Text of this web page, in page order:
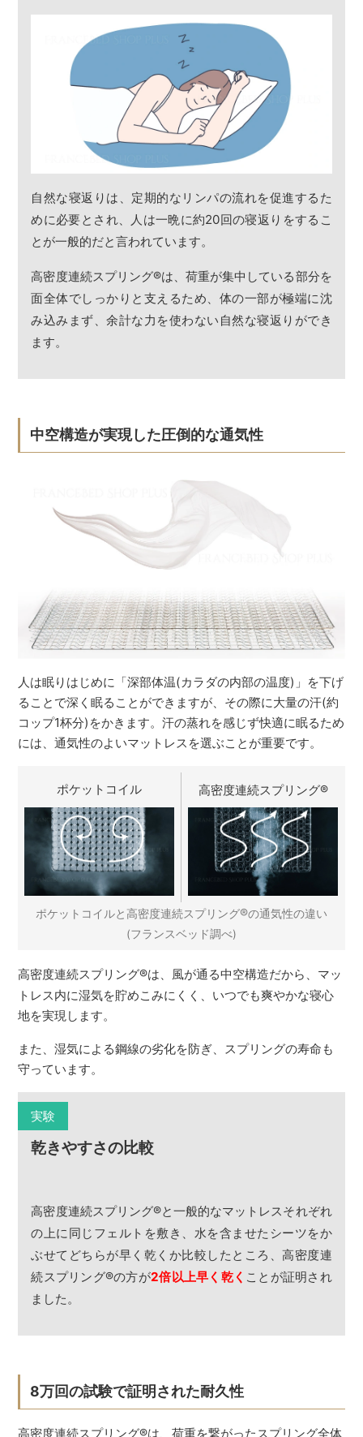
自然な寝返りは、定期的なリンパの流れを促進するた
めに必要とされ、人は一晩に約20回の寝返りをするこ
とが一般的だと言われています。
高密度連続スプリング®は、荷重が集中している部分を
面全体でしっかりと支えるため、体の一部が極端に沈
み込みまず、余計な力を使わない自然な寝返りができ
ます。
中空構造が実現した圧倒的な通気性
人は眠りはじめに「深部体温(カラダの内部の温度)」を下げ
ることで深く眠ることができますが、その際に大量の汗(約
コップ1杯分)をかきます。汗の蒸れを感じず快適に眠るため
には、通気性のよいマットレスを選ぶことが重要です。
ポケットコイル 高密度連続スプリング®
ポケットコイルと高密度連続スプリング®の通気性の違い
(フランスベッド調べ)
高密度連続スプリング®は、風が通る中空構造だから、マッ
トレス内に湿気を貯めこみにくく、いつでも爽やかな寝心
地を実現します。
また、湿気による鋼線の劣化を防ぎ、スプリングの寿命も
守っています。
実験
乾きやすさの比較
高密度連続スプリング®と一般的なマットレスそれぞれ
の上に同じフェルトを敷き、水を含ませたシーツをか
ぶせてどちらが早く乾くか比較したところ、高密度連
続スプリング®の方が2倍以上早く乾く ことが証明され
ました。
8万回の試験で証明された耐久性
高密度連続スプリング®は、荷重を繋がったスプリング全体